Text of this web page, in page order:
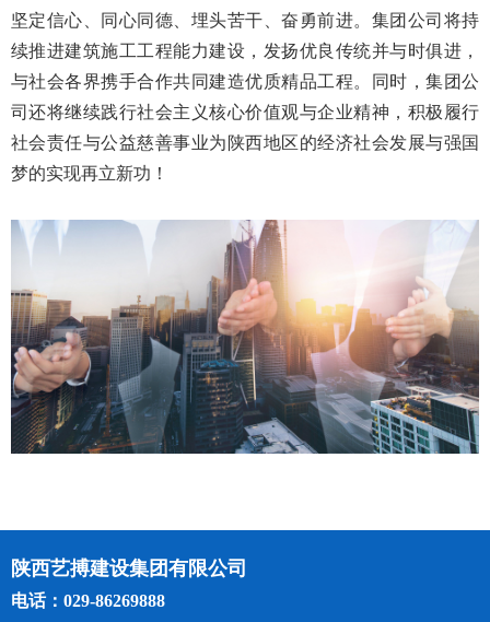
坚定信心、同心同德、埋头苦干、奋勇前进。集团公司将持
续推进建筑施工工程能力建设，发扬优良传统并与时俱进，
与社会各界携手合作共同建造优质精品工程。同时，集团公
司还将继续践行社会主义核心价值观与企业精神，积极履行
社会责任与公益慈善事业为陕西地区的经济社会发展与强国
梦的实现再立新功！
陕西艺搏建设集团有限公司
电话：029-86269888